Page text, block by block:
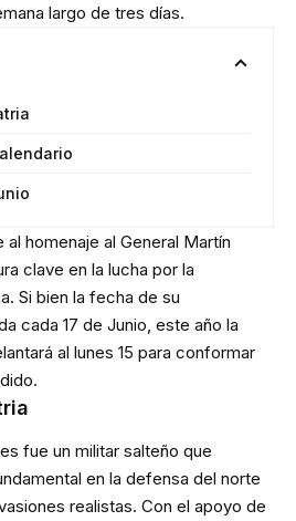
largo de tres días.
homenaje al General Martín
clave en la lucha por la
Si bien la fecha de su
cada 17 de Junio, este año la
al lunes 15 para conformar
fue un militar salteño que
en la defensa del norte
realistas. Con el apoyo de